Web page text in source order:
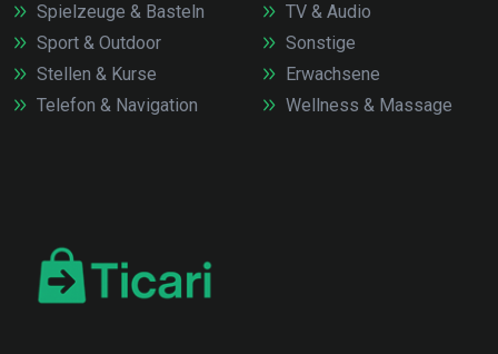
Spielzeuge & Basteln
Sport & Outdoor
Stellen & Kurse
Telefon & Navigation
TV & Audio
Sonstige
Erwachsene
Wellness & Massage